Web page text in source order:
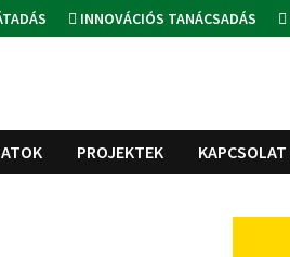
INNOVÁCIÓS TANÁCSADÁS
PROJEKTEK KAPCSOLAT